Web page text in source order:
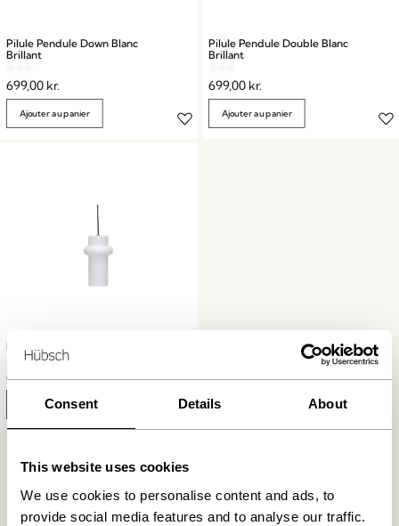
Consent Details About
This website uses cookies
We use cookies to personalise content and ads, to
provide social media features and to analyse our traffic.
Pilule Pendule Down Blanc
Brillant
699,00 kr.
Ajouter au panier
Pilule Pendule Double Blanc
Brillant
699,00 kr.
Ajouter au panier
Pilule Pendule Up Blanc Brillant
699,00kr.
Ajouter au panier